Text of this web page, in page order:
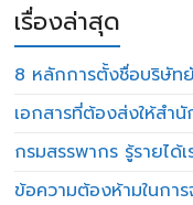
เรื่องล่าสุด
8 หลักการตั้งชื่อบริษัท
เอกสารที่ต้องส่งให้สำ
กรมสรรพากร รู้รายได้เ
ข้อความต้องห้ามในกา